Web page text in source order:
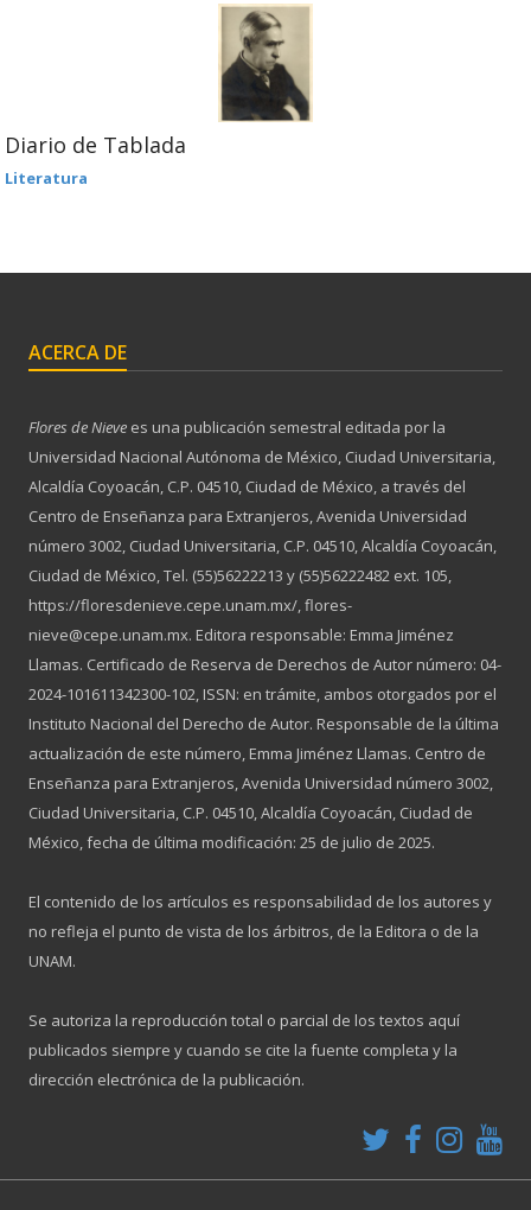
Diario de Tablada
Literatura
ACERCA DE
Flores de Nieve es una publicación semestral editada por la
Universidad Nacional Autónoma de México, Ciudad Universitaria,
Alcaldía Coyoacán, C.P. 04510, Ciudad de México, a través del
Centro de Enseñanza para Extranjeros, Avenida Universidad
número 3002, Ciudad Universitaria, C.P. 04510, Alcaldía Coyoacán,
Ciudad de México, Tel. (55)56222213 y (55)56222482 ext. 105,
https://floresdenieve.cepe.unam.mx/, flores-
nieve@cepe.unam.mx. Editora responsable: Emma Jiménez
Llamas. Certificado de Reserva de Derechos de Autor número: 04-
2024-101611342300-102, ISSN: en trámite, ambos otorgados por el
Instituto Nacional del Derecho de Autor. Responsable de la última
actualización de este número, Emma Jiménez Llamas. Centro de
Enseñanza para Extranjeros, Avenida Universidad número 3002,
Ciudad Universitaria, C.P. 04510, Alcaldía Coyoacán, Ciudad de
México, fecha de última modificación: 25 de julio de 2025.
El contenido de los artículos es responsabilidad de los autores y
no refleja el punto de vista de los árbitros, de la Editora o de la
UNAM.
Se autoriza la reproducción total o parcial de los textos aquí
publicados siempre y cuando se cite la fuente completa y la
dirección electrónica de la publicación.